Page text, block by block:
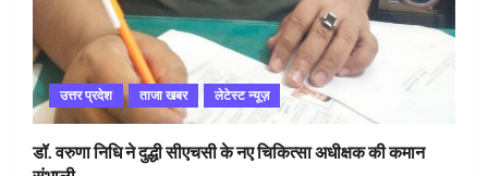
उत्तर प्रदेश ताजा खबर लेटेस्ट न्यूज़
डॉ. वरुणा निधि ने दुद्धी सीएचसी के नए चिकित्सा अधीक्षक की कमान